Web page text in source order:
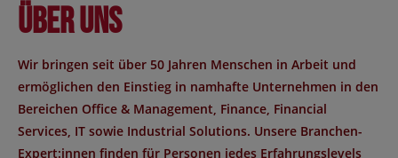
Über uns
Wir bringen seit über 50 Jahren Menschen in Arbeit und
ermöglichen den Einstieg in namhafte Unternehmen in den
Bereichen Office & Management, Finance, Financial
Services, IT sowie Industrial Solutions. Unsere Branchen-
Expert:innen finden für Personen jedes Erfahrungslevels